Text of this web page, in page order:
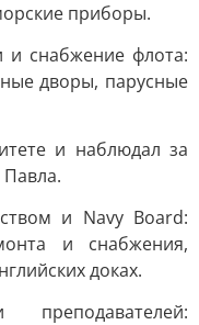
приборы.
и снабжение флота:
дворы, парусные
и наблюдал за
Павла.
и Navy Board:
и снабжения,
доках.